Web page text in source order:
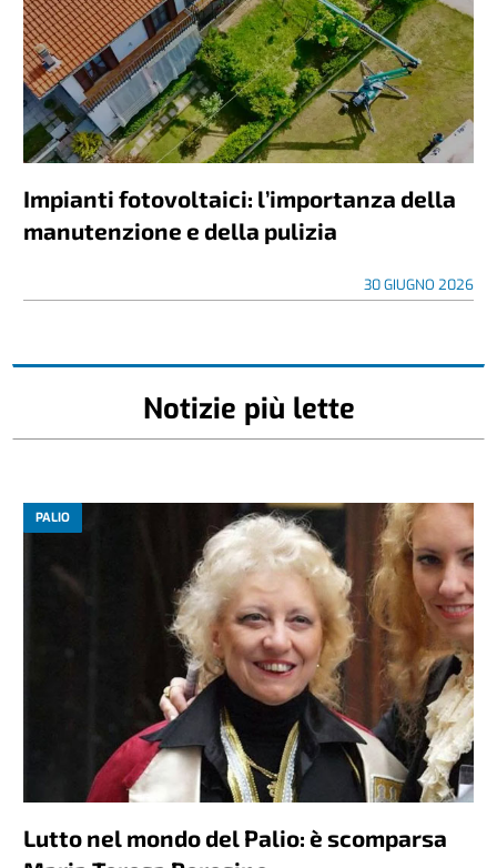
Impianti fotovoltaici: l’importanza della
manutenzione e della pulizia
30 GIUGNO 2026
Notizie più lette
PALIO
Lutto nel mondo del Palio: è scomparsa